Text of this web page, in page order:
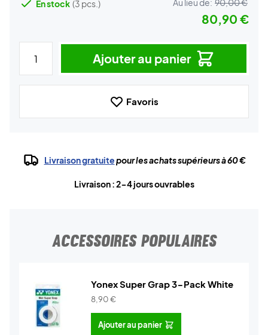
En stock (3 pcs.) Au lieu de: 90,00 €
80,90 €
Ajouter au panier
Favoris
Livraison gratuitepour les achats supérieurs à 60 €
Livraison : 2-4 jours ouvrables
ACCESSOIRES POPULAIRES
Yonex Super Grap 3-Pack White
8,90€
Ajouter au panier